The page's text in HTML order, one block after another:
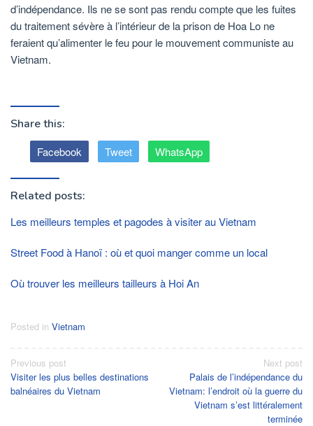
d’indépendance. Ils ne se sont pas rendu compte que les fuites
du traitement sévère à l’intérieur de la prison de Hoa Lo ne
feraient qu’alimenter le feu pour le mouvement communiste au
Vietnam.
Share this:
Facebook Tweet WhatsApp
Related posts:
Les meilleurs temples et pagodes à visiter au Vietnam
Street Food à Hanoï : où et quoi manger comme un local
Où trouver les meilleurs tailleurs à Hoi An
Posted in Vietnam
Post
navigation
Previous post
Visiter les plus belles destinations
balnéaires du Vietnam
Next post
Palais de l’indépendance du
Vietnam: l’endroit où la guerre du
Vietnam s’est littéralement
terminée